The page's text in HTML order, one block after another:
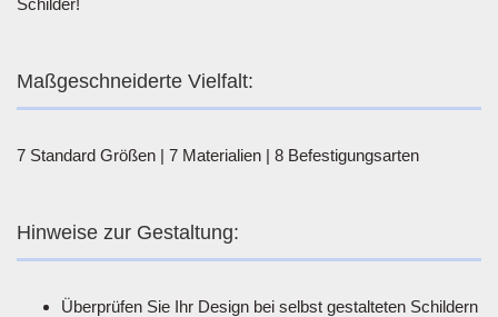
Schilder!
Maßgeschneiderte Vielfalt:
7 Standard Größen | 7 Materialien | 8 Befestigungsarten
Hinweise zur Gestaltung:
Überprüfen Sie Ihr Design bei selbst gestalteten Schildern